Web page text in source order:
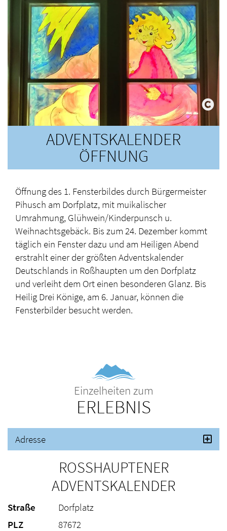
ADVENTSKALENDER
ÖFFNUNG
Öffnung des 1. Fensterbildes durch Bürgermeister
Pihusch am Dorfplatz, mit muikalischer
Umrahmung, Glühwein/Kinderpunsch u.
Weihnachtsgebäck. Bis zum 24. Dezember kommt
täglich ein Fenster dazu und am Heiligen Abend
erstrahlt einer der größten Adventskalender
Deutschlands in Roßhaupten um den Dorfplatz
und verleiht dem Ort einen besonderen Glanz. Bis
Heilig Drei Könige, am 6. Januar, können die
Fensterbilder besucht werden.
Einzelheiten zum
ERLEBNIS
Adresse
ROSSHAUPTENER A
DVENTSKALENDER
Straße
Dorfplatz
PLZ
87672